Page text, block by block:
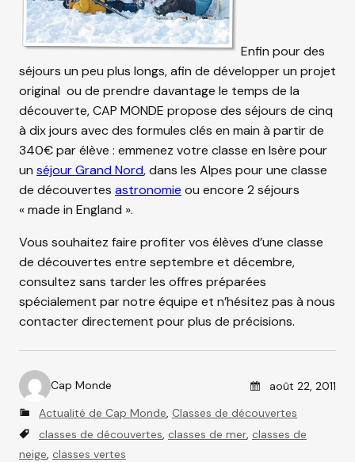
Enfin pour des
séjours un peu plus longs, afin de développer un projet
original ou de prendre davantage le temps de la
découverte, CAP MONDE propose des séjours de cinq
à dix jours avec des formules clés en main à partir de
340€ par élève : emmenez votre classe en Isère pour
un séjour Grand Nord, dans les Alpes pour une classe
de découvertes astronomie ou encore 2 séjours
« made in England ».
Vous souhaitez faire profiter vos élèves d’une classe
de découvertes entre septembre et décembre,
consultez sans tarder les offres préparées
spécialement par notre équipe et n’hésitez pas à nous
contacter directement pour plus de précisions.
A
u
t
h
Cap Monde Posted on
août 22, 2011
C
a
t
Actualité de Cap Monde, Classes de découvertes
T
a
classes de découvertes, classes de mer, classes de
neige, classes vertes